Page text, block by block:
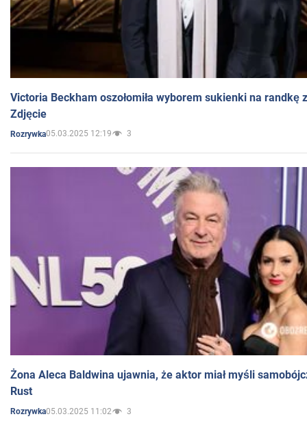
Victoria Beckham oszołomiła wyborem sukienki na randkę
Zdjęcie
Rozrywka05.03.2025 12:19 3
Żona Aleca Baldwina ujawnia, że aktor miał myśli
Rust
Rozrywka05.03.2025 11:02 3